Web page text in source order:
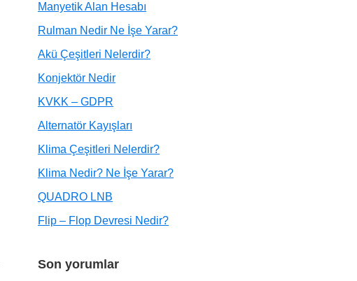
Manyetik Alan Hesabı
Rulman Nedir Ne İşe Yarar?
Akü Çeşitleri Nelerdir?
Konjektör Nedir
KVKK – GDPR
Alternatör Kayışları
Klima Çeşitleri Nelerdir?
Klima Nedir? Ne İşe Yarar?
QUADRO LNB
Flip – Flop Devresi Nedir?
Son yorumlar